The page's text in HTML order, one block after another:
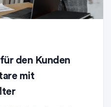
den Kunden
mit